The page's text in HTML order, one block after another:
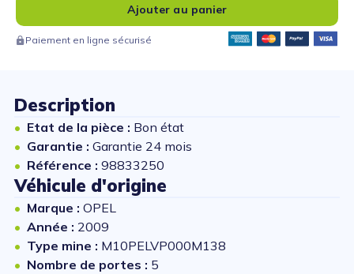
Ajouter au panier
Paiement en ligne sécurisé
Description
Etat de la pièce : Bon état
Garantie : Garantie 24 mois
Référence : 98833250
Véhicule d'origine
Marque : OPEL
Année : 2009
Type mine : M10PELVP000M138
Nombre de portes : 5